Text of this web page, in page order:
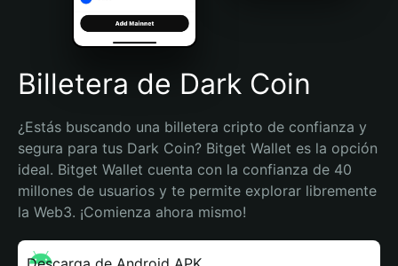
Português (Brasil)
Español (Argentina)
Billetera de Dark Coin
¿Estás buscando una billetera cripto de confianza y
segura para tus Dark Coin? Bitget Wallet es la opción
ideal. Bitget Wallet cuenta con la confianza de 40
millones de usuarios y te permite explorar libremente
la Web3. ¡Comienza ahora mismo!